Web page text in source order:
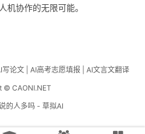
机协作的无限可能。
写论文 AI高考志愿填报
AI文言文翻译
© CAONI.NET
的人多吗 - 草拟AI